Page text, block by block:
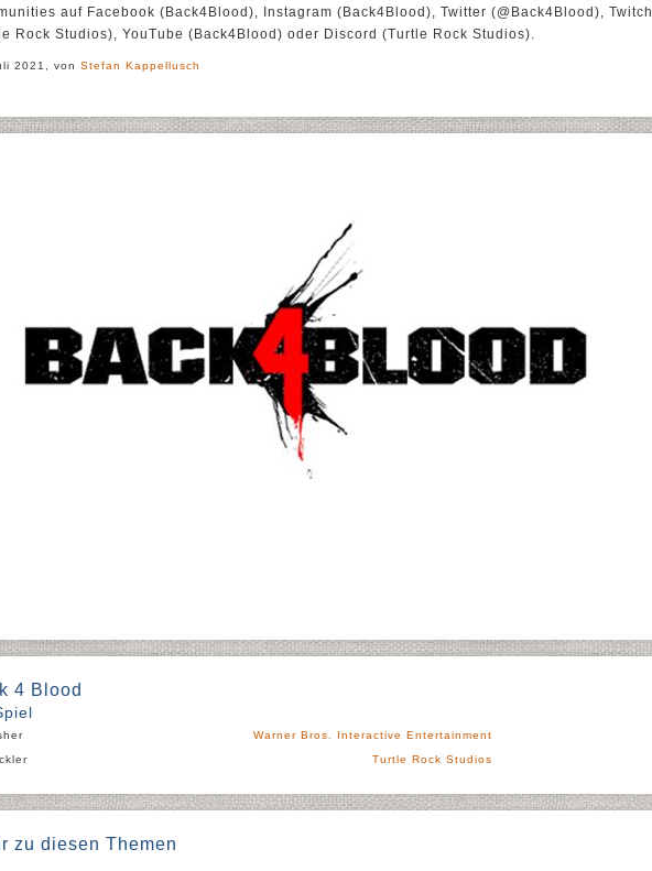
auf Facebook (Back4Blood), Instagram (Back4Blood), Twitter (@Back4Blood), Twitch
Rock Studios), YouTube (Back4Blood) oder Discord (Turtle Rock Studios).
2021, von Stefan Kappellusch
4 Blood
Warner Bros. Interactive Entertainment
Turtle Rock Studios
zu diesen Themen